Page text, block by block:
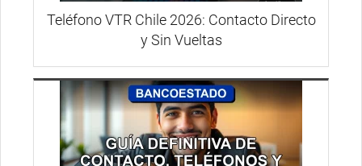
Teléfono VTR Chile 2026: Contacto Directo
y Sin Vueltas